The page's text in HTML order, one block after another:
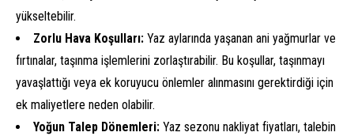
yükseltebilir.
Zorlu Hava Koşulları: Yaz aylarında yaşanan ani yağmurlar ve
fırtınalar, taşınma işlemlerini zorlaştırabilir. Bu koşullar, taşınmayı
yavaşlattığı veya ek koruyucu önlemler alınmasını gerektirdiği için
ek maliyetlere neden olabilir.
Yoğun Talep Dönemleri: Yaz sezonu nakliyat fiyatları, talebin